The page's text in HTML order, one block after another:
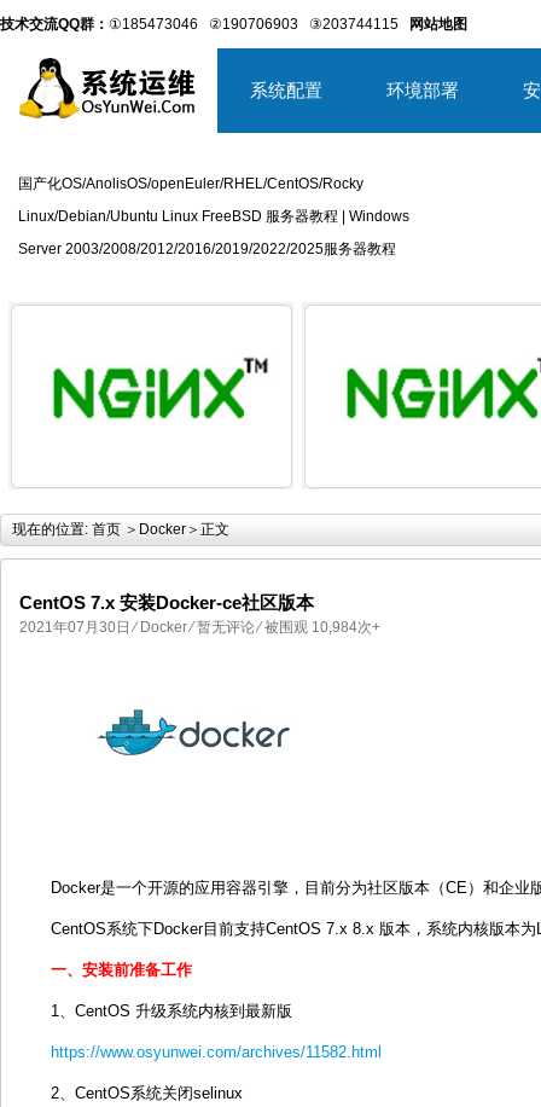
技术交流QQ群： ①185473046 ②190706903 ③203744115 网站地图
系统配置 环境部署
国产化OS/AnolisOS/openEuler/RHEL/CentOS/Rocky
Linux/Debian/Ubuntu Linux FreeBSD 服务器教程 | Windows
Server 2003/2008/2012/2016/2019/2022/2025服务器教程
现在的位置: 首页 ＞ Docker ＞正文
CentOS 7.x 安装Docker-ce社区版本
2021年07月30日 ⁄ Docker ⁄暂无评论⁄ 被围观 10,984次+
Docker是一个开源的应用容器引擎，目前分为社区版本（CE）和企业
CentOS系统下Docker目前支持CentOS 7.x 8.x 版本，系统内核版本
一、安装前准备工作
1、CentOS 升级系统内核到最新版
https://www.osyunwei.com/archives/11582.html
2、CentOS系统关闭selinux